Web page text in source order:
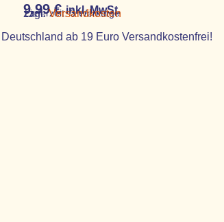
9,99€ inkl. MwSt.
Lieferzeit:3 Werktage
zzgl.Versandkosten
Deutschland ab 19 Euro Versandkostenfrei!